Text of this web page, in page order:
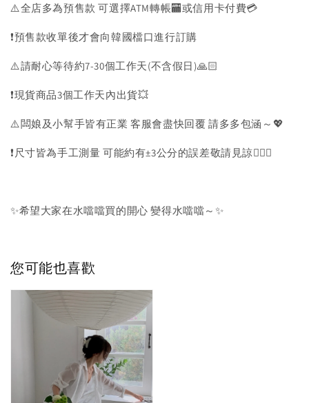
⚠️全店多為預售款 可選擇ATM轉帳🏧或信用卡付費💳
❗️預售款收單後才會向韓國檔口進行訂購
⚠️請耐心等待約7-30個工作天(不含假日)🙏🏻
❗️現貨商品3個工作天內出貨💥
⚠️闆娘及小幫手皆有正業 客服會盡快回覆 請多多包涵～💖
❗️尺寸皆為手工測量 可能約有±3公分的誤差敬請見諒🙇🏻‍♀️
✨希望大家在水噹噹買的開心 變得水噹噹～✨
您可能也喜歡